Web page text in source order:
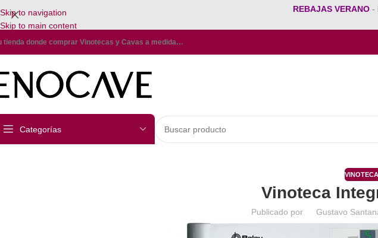
Skip to navigation
Skip to main content
REBAJAS VERANO -
tienda donde comprar Vinotecas y Cavas a medida…
Categorías
Vinoteca
Publicado por Gustavo